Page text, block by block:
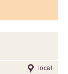
local